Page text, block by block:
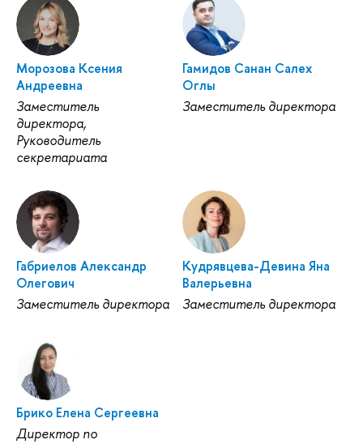
Морозова Ксения
Андреевна
Заместитель
директора,
Руководитель
секретариата
Гамидов Санан Салех
Оглы
Заместитель директора
Габриелов Александр
Олегович
Заместитель директора
Кудрявцева-Девина Яна
Валерьевна
Заместитель директора
Брико Елена Сергеевна
Директор по